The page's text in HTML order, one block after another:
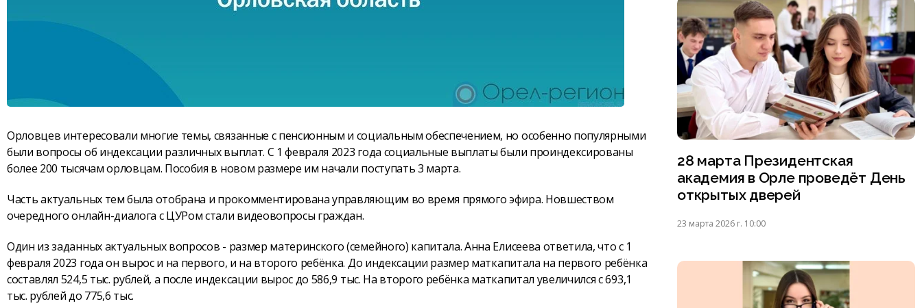
Орловцев интересовали многие темы, связанные с пенсионным и социальным обеспечением, но особенно популярными
были вопросы об индексации различных выплат. С 1 февраля 2023 года социальные выплаты были проиндексированы
более 200 тысячам орловцам. Пособия в новом размере им начали поступать 3 марта.
Часть актуальных тем была отобрана и прокомментирована управляющим во время прямого эфира. Новшеством
очередного онлайн-диалога с ЦУРом стали видеовопросы граждан.
Один из заданных актуальных вопросов - размер материнского (семейного) капитала. Анна Елисеева ответила, что с 1
февраля 2023 года он вырос и на первого, и на второго ребёнка. До индексации размер маткапитала на первого ребёнка
составлял 524,5 тыс. рублей, а после индексации вырос до 586,9 тыс. На второго ребёнка маткапитал увеличился с 693,1
тыс. рублей до 775,6 тыс.
28 марта Президентская
академия в Орле проведёт День
открытых дверей
23 марта 2026 г. 10:00